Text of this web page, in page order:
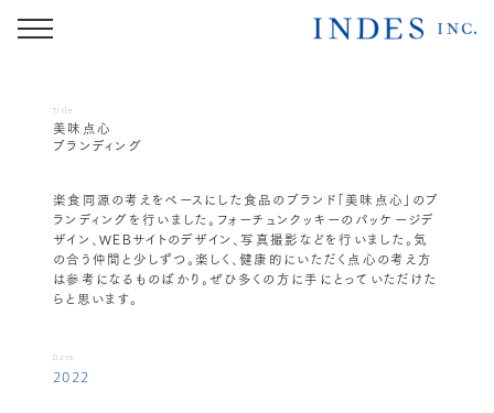
Title
美味点心
ブランディング
楽食同源の考えをベースにした食品のブランド「美味点心」のブ
ランディングを行いました。フォーチュンクッキーのパッケージデ
ザイン、WEBサイトのデザイン、写真撮影などを行いました。気
の合う仲間と少しずつ。楽しく、健康的にいただく点心の考え方
は参考になるものばかり。ぜひ多くの方に手にとっていただけた
らと思います。
Date
2022